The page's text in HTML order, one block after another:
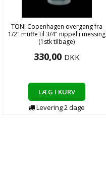
TONI Copenhagen overgang fra
1/2" muffe til 3/4" nippel i messing
(1stk tilbage)
330,00 DKK
LÆG I KURV
Levering2dage